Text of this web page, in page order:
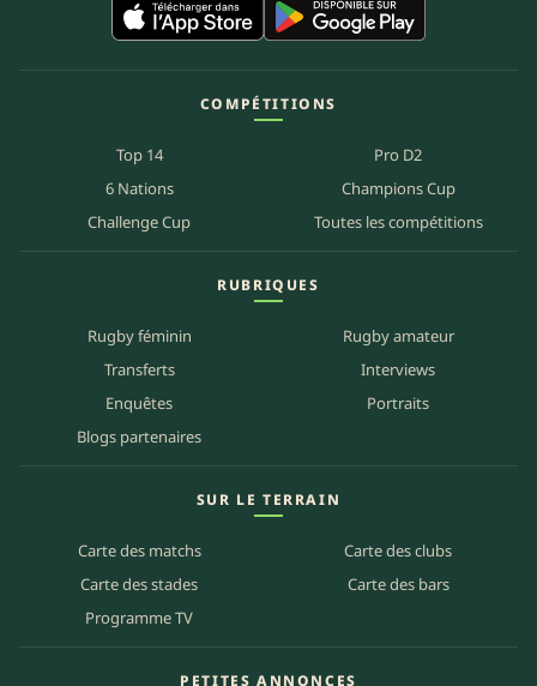
COMPÉTITIONS
Top 14
Pro D2
6 Nations
Champions Cup
Challenge Cup
Toutes les compétitions
RUBRIQUES
Rugby féminin
Rugby amateur
Transferts
Interviews
Enquêtes
Portraits
Blogs partenaires
SUR LE TERRAIN
Carte des matchs
Carte des clubs
Carte des stades
Carte des bars
Programme TV
PETITES ANNONCES